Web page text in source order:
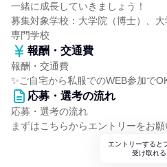
一緒に成長していきましょう！
募集対象学校：大学院（博士）、大
専門学校
報酬・交通費
報酬・交通費
✨ご自宅から私服でのWEB参加で
応募・選考の流れ
応募・選考の流れ
まずはこちらからエントリーをお願
エントリーすると
受け取れ